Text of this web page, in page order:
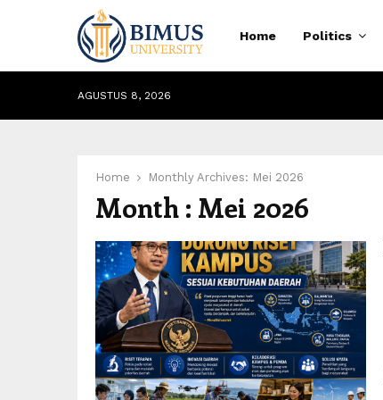
Home Politics
AGUSTUS 8, 2026
Home Monthly Archives: Mei 2026
Month : Mei 2026